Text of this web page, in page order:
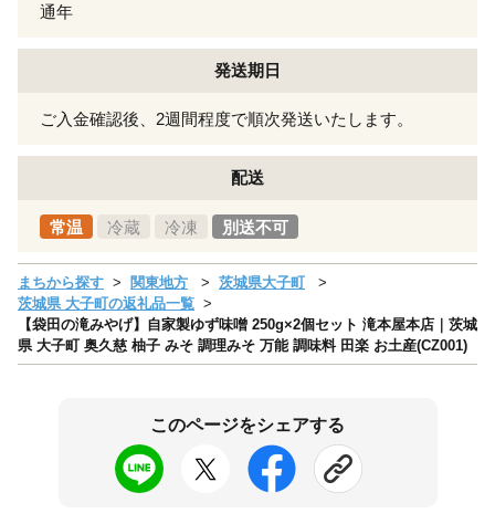
通年
発送期日
ご入金確認後、2週間程度で順次発送いたします。
配送
常温 冷蔵 冷凍 別送不可
まちから探す 関東地方
茨城県大子町
茨城県 大子町の返礼品一覧
【袋田の滝みやげ】自家製ゆず味噌 250g×2個セット 滝本屋本店｜茨城
県 大子町 奥久慈 柚子 みそ 調理みそ 万能 調味料 田楽 お土産(CZ001)
このページをシェアする